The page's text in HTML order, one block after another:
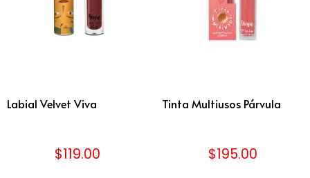
Labial Velvet Viva
$119.00
Tinta Multiusos Párvula
$195.00